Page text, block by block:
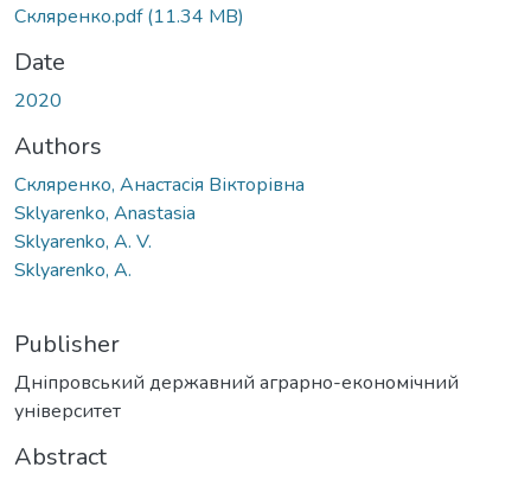
Скляренко.pdf(11.34 MB)
Date
2020
Authors
Скляренко, Анастасія Вікторівна
Sklyarenko, Anastasia
Sklyarenko, A. V.
Sklyarenko, A.
Publisher
Дніпровський державний аграрно-економічний
університет
Abstract